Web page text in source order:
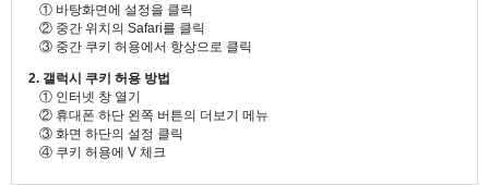
① 바탕화면에 설정을 클릭
② 중간 위치의 Safari를 클릭
③ 중간 쿠키 허용에서 항상으로 클릭
2. 갤럭시 쿠키 허용 방법
① 인터넷 창 열기
② 휴대폰 하단 왼쪽 버튼의 더보기 메뉴
③ 화면 하단의 설정 클릭
④ 쿠키 허용에 V 체크